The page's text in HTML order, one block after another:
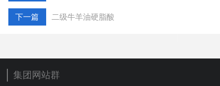
二级牛羊油硬脂酸
集团网站群